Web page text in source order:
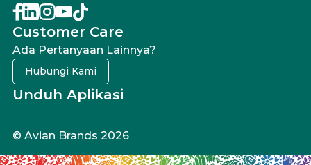
Customer Care
Ada Pertanyaan Lainnya?
Hubungi Kami
Unduh Aplikasi
© Avian Brands 2026